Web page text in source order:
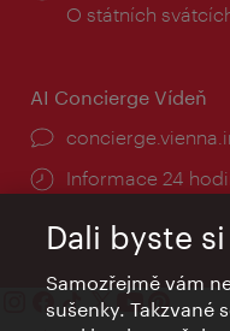
doba:
O státních
AI Concierge Vídeň
Informace 24
Dali byste
Samozřejmě vám
sušenky. Takzvané